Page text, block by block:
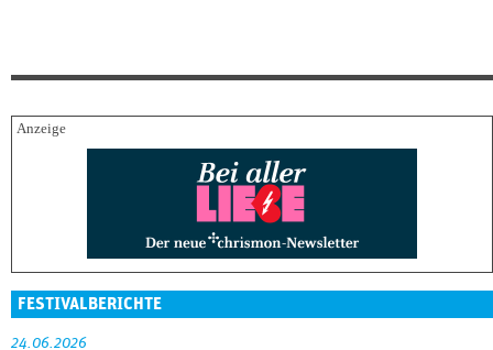
FESTIVALBERICHTE
24.06.2026